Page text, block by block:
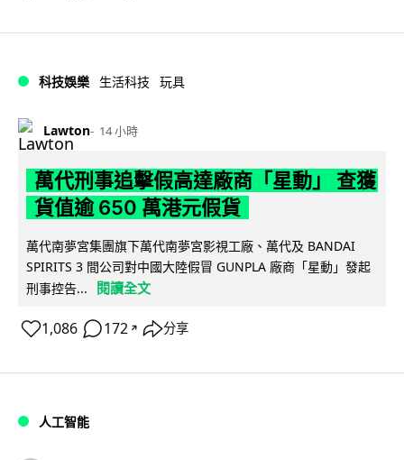
科技娛樂 生活科技 玩具
Lawton 14 小時
萬代刑事追擊假高達廠商「星動」 查獲
貨值逾 650 萬港元假貨
萬代南夢宮集團旗下萬代南夢宮影視工廠、萬代及 BANDAI
SPIRITS 3 間公司對中國大陸假冒 GUNPLA 廠商「星動」發起
刑事控告...
閱讀全文
1,086 172 ↗ 分享
人工智能